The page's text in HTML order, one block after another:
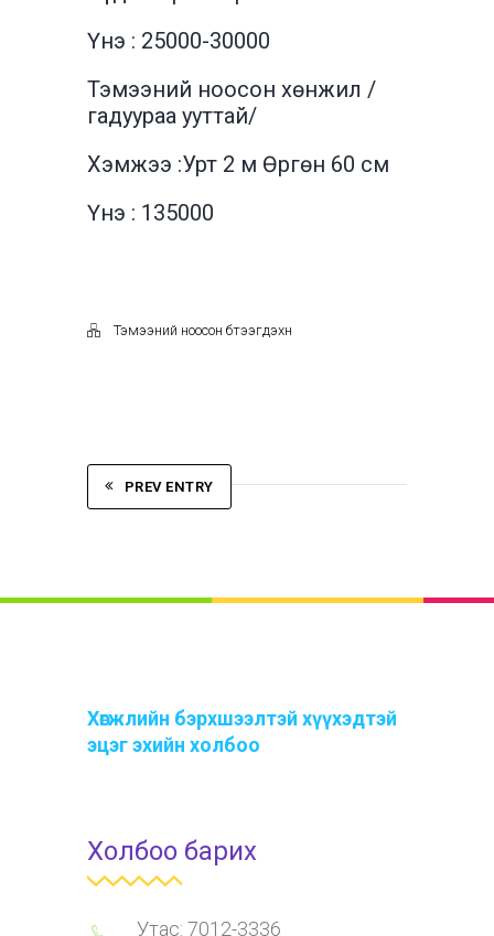
Үнэ : 25000-30000
Тэмээний ноосон хөнжил /
гадуураа ууттай/
Хэмжээ :Урт 2 м Өргөн 60 см
Үнэ : 135000
Тэмээний ноосон бүтээгдэхүүн
PREV ENTRY
Хөгжлийн бэрхшээлтэй хүүхэдтэй
эцэг эхийн холбоо
Холбоо барих
Утас: 7012-3336